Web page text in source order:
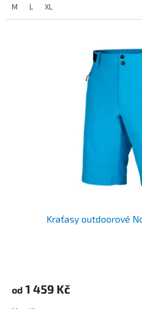
M L XL
Kraťasy outdoorové
od 1 459 Kč